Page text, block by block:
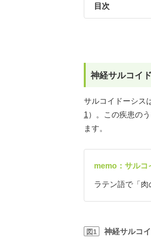
目次
神経サルコイ
サルコイドーシス
1）。この疾患の
ます。
memo：サルコ
ラテン語で「肉
図1 神経サルコ